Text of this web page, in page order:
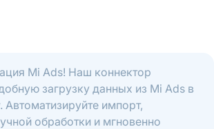
Mi Ads! Наш коннектор
загрузку данных из Mi Ads в
Автоматизируйте импорт,
обработки и мгновенно